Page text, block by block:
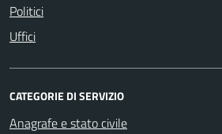
Politici
Uffici
CATEGORIE DI SERVIZIO
Anagrafe e stato civile